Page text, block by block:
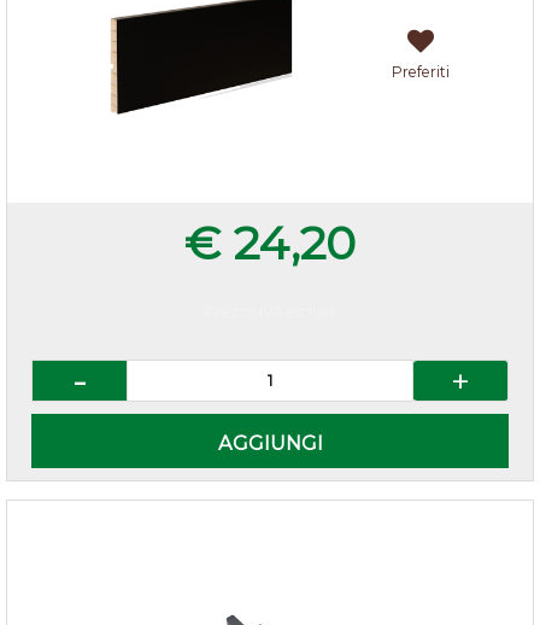
Preferiti
€ 24,20
AGGIUNGI